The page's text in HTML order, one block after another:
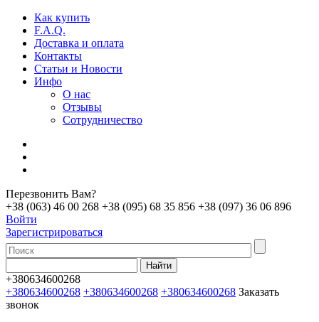
Как купить
F.A.Q.
Доставка и оплата
Контакты
Статьи и Новости
Инфо
О нас
Отзывы
Сотрудничество
Перезвонить Вам?
+38 (063) 46 00 268 +38 (095) 68 35 856 +38 (097) 36 06 896
Войти
Зарегистрироваться
+380634600268
+380634600268 +380634600268 +380634600268 Заказать
звонок